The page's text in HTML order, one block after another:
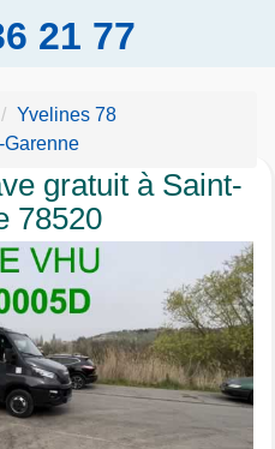
21 77
Yvelines 78
Garenne
gratuit à Saint-
78520